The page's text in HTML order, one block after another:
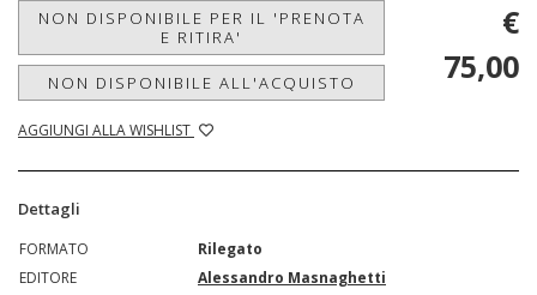
NON DISPONIBILE PER IL 'PRENOTA
E RITIRA'
NON DISPONIBILE ALL'ACQUISTO
AGGIUNGI ALLA WISHLIST
€
75,00
Dettagli
FORMATO
Rilegato
EDITORE
Alessandro Masnaghetti